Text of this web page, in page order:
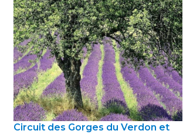
Circuit des Gorges du Verdon et